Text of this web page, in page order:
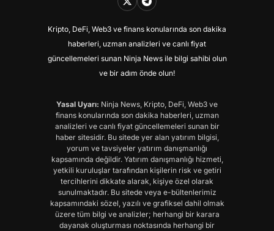
Kripto, DeFi, Web3 ve finans konularında son dakika
haberleri, uzman analizleri ve canlı fiyat
güncellemeleri sunan Ninja News ile bilgi sahibi olun
ve bir adım önde olun!
Yasal Uyarı: Ninja News, Kripto, DeFi, Web3 ve
finans konularında son dakika haberleri, uzman
analizleri ve canlı fiyat güncellemeleri sunan bir
haber sitesidir. Bu sitede yer alan yatırım bilgisi,
yorum ve tavsiyeler yatırım danışmanlığı
kapsamında değildir. Yatırım danışmanlığı hizmeti,
yetkili kuruluşlar tarafından kişilerin risk ve getiri
tercihlerini dikkate alarak, kişiye özel olarak
sunulmaktadır. Bu sitede veya e-bültenlerimiz
kapsamındaki sözel, yazılı ve grafiksel dahil olmak
üzere tüm bilgi ve analizler; herhangi bir karara
dayanak oluşturması noktasında herhangi bir